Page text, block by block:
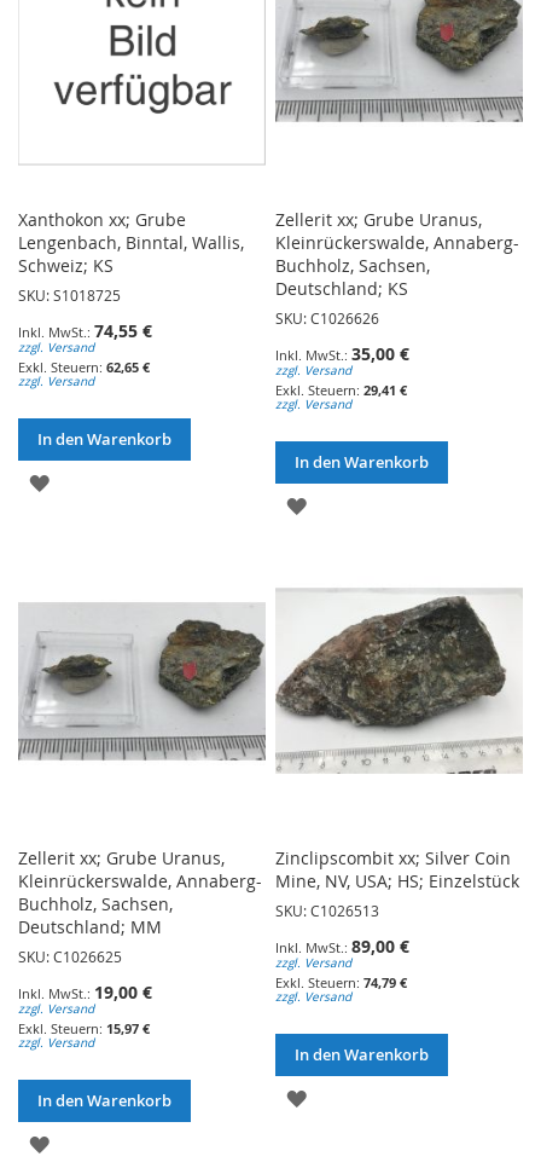
Xanthokon xx; Grube
Lengenbach, Binntal, Wallis,
Schweiz; KS
SKU: S1018725
74,55 €
zzgl. Versand
62,65 €
zzgl. Versand
In den Warenkorb
ZUR
Zellerit xx; Grube Uranus,
Kleinrückerswalde, Annaberg-
Buchholz, Sachsen,
Deutschland; KS
SKU: C1026626
35,00 €
zzgl. Versand
29,41 €
zzgl. Versand
In den Warenkorb
ZUR
HINZUFÜGEN
Zellerit xx; Grube Uranus,
Kleinrückerswalde, Annaberg-
Buchholz, Sachsen,
Deutschland; MM
SKU: C1026625
19,00 €
zzgl. Versand
15,97 €
zzgl. Versand
In den Warenkorb
ZUR
Zinclipscombit xx; Silver Coin
Mine, NV, USA; HS; Einzelstück
SKU: C1026513
89,00 €
zzgl. Versand
74,79 €
zzgl. Versand
In den Warenkorb
ZUR